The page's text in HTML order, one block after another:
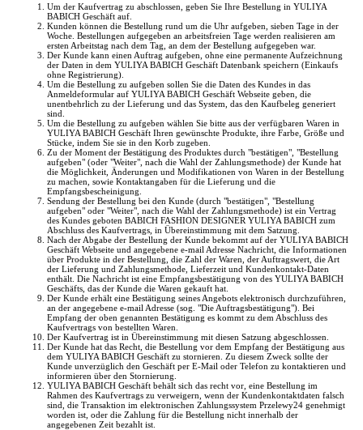
Um der Kaufvertrag zu abschlossen, geben Sie Ihre Bestellung in YULIYA
BABICH Geschäft auf.
Kunden können die Bestellung rund um die Uhr aufgeben, sieben Tage in der
Woche. Bestellungen aufgegeben an arbeitsfreien Tage werden realisieren am
ersten Arbeitstag nach dem Tag, an dem der Bestellung aufgegeben war.
Der Kunde kann einen Auftrag aufgeben, ohne eine permanente Aufzeichnung
der Daten in dem YULIYA BABICH Geschäft Datenbank speichern (Einkaufs
ohne Registrierung).
Um die Bestellung zu aufgeben sollen Sie die Daten des Kundes in das
Anmeldeformular auf YULIYA BABICH Geschäft Webseite geben, die
unentbehrlich zu der Lieferung und das System, das den Kaufbeleg generiert
sind.
Um die Bestellung zu aufgeben wählen Sie bitte aus der verfügbaren Waren in
YULIYA BABICH Geschäft Ihren gewünschte Produkte, ihre Farbe, Größe und
Stücke, indem Sie sie in den Korb zugeben.
Zu der Moment der Bestätigung des Produktes durch "bestätigen", "Bestellung
aufgeben" (oder "Weiter", nach die Wahl der Zahlungsmethode) der Kunde hat
die Möglichkeit, Änderungen und Modifikationen von Waren in der Bestellung
zu machen, sowie Kontaktangaben für die Lieferung und die
Empfangsbescheinigung.
Sendung der Bestellung bei den Kunde (durch "bestätigen", "Bestellung
aufgeben" oder "Weiter", nach die Wahl der Zahlungsmethode) ist ein Vertrag
des Kundes geboten BABICH FASHION DESIGNER YULIYA BABICH zum
Abschluss des Kaufvertrags, in Übereinstimmung mit dem Satzung.
Nach der Abgabe der Bestellung der Kunde bekommt auf der YULIYA BABICH
Geschäft Webseite und angegebene e-mail Adresse Nachricht, die Informationen
über Produkte in der Bestellung, die Zahl der Waren, der Auftragswert, die Art
der Lieferung und Zahlungsmethode, Lieferzeit und Kundenkontakt-Daten
enthält. Die Nachricht ist eine Empfangsbestätigung von des YULIYA BABICH
Geschäfts, das der Kunde die Waren gekauft hat.
Der Kunde erhält eine Bestätigung seines Angebots elektronisch durchzuführen,
an der angegebene e-mail Adresse (sog. "Die Auftragsbestätigung"). Bei
Empfang der oben genannten Bestätigung es kommt zu dem Abschluss des
Kaufvertrags von bestellten Waren.
Der Kaufvertrag ist in Übereinstimmung mit diesen Satzung abgeschlossen.
Der Kunde hat das Recht, die Bestellung vor dem Empfang der Bestätigung aus
dem YULIYA BABICH Geschäft zu stornieren. Zu diesem Zweck sollte der
Kunde unverzüglich den Geschäft per E-Mail oder Telefon zu kontaktieren und
informieren über den Stornierung.
YULIYA BABICH Geschäft behält sich das recht vor, eine Bestellung im
Rahmen des Kaufvertrags zu verweigern, wenn der Kundenkontaktdaten falsch
sind, die Transaktion im elektronischen Zahlungssystem Przelewy24 genehmigt
worden ist, oder die Zahlung für die Bestellung nicht innerhalb der
angegebenen Zeit bezahlt ist.